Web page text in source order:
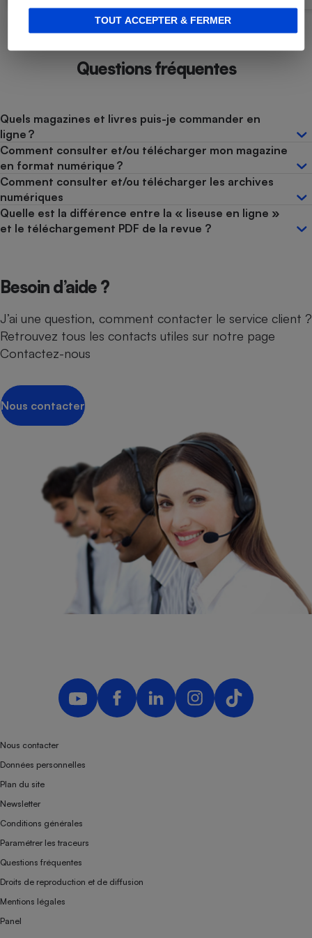
TOUT ACCEPTER & FERMER
Questions fréquentes
Quels magazines et livres puis-je commander en
ligne ?
Comment consulter et/ou télécharger mon magazine
en format numérique ?
Comment consulter et/ou télécharger les archives
numériques
Quelle est la différence entre la « liseuse en ligne »
et le téléchargement PDF de la revue ?
Besoin d’aide ?
J’ai une question, comment contacter le service client ?
Retrouvez tous les contacts utiles sur notre page
Contactez-nous
Nous contacter
Nous contacter
Données personnelles
Plan du site
Newsletter
Conditions générales
Paramétrer les traceurs
Questions fréquentes
Droits de reproduction et de diffusion
Mentions légales
Panel